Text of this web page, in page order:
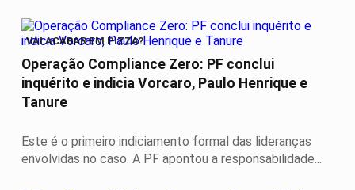
VAI ACABAR EM PIZZA?
Operação Compliance Zero: PF conclui
inquérito e indicia Vorcaro, Paulo Henrique e
Tanure
Este é o primeiro indiciamento formal das lideranças
envolvidas no caso. A PF apontou a responsabilidade...